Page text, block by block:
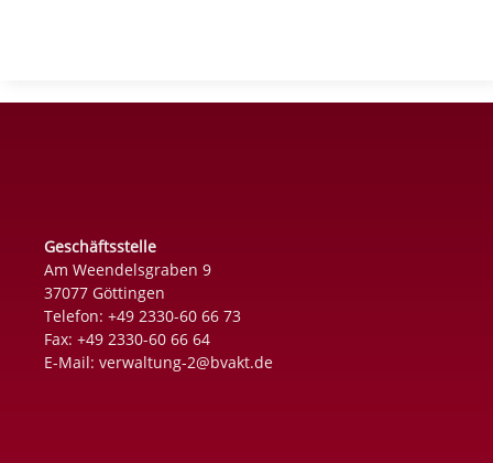
Geschäftsstelle
Am Weendelsgraben 9
37077 Göttingen
Telefon: +49 2330-60 66 73
Fax: +49 2330-60 66 64
E-Mail: verwaltung-2@bvakt.de